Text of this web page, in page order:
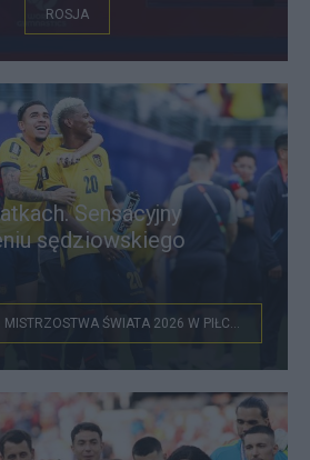
ROSJA
Sensacyjny
sędziowskiego
MISTRZOSTWA ŚWIATA 2026 W PIŁCE NOŻNEJ